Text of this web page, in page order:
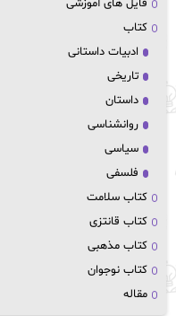
فایل های آموزشی
کتاب
ادبیات داستانی
تاریخی
داستان
روانشناسی
سیاسی
فلسفی
کتاب سلامت
کتاب قانتزی
کتاب مذهبی
کتاب نوجوان
مقاله